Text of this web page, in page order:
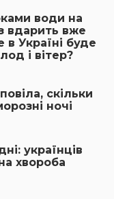
води на
вдарить вже
в Україні буде
і вітер?
скільки
ночі
українців
хвороба